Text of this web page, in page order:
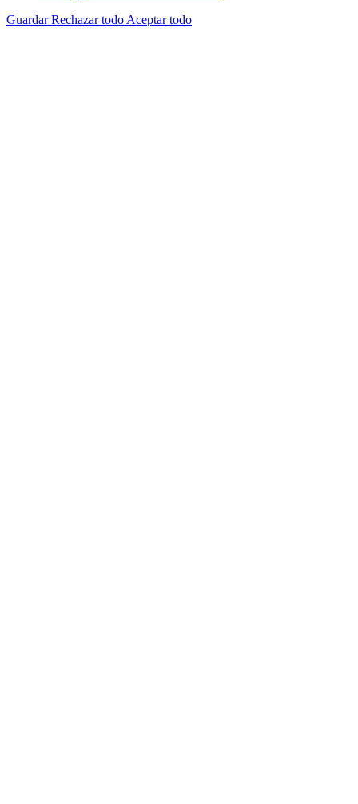
GuardarRechazar todo Aceptar todo